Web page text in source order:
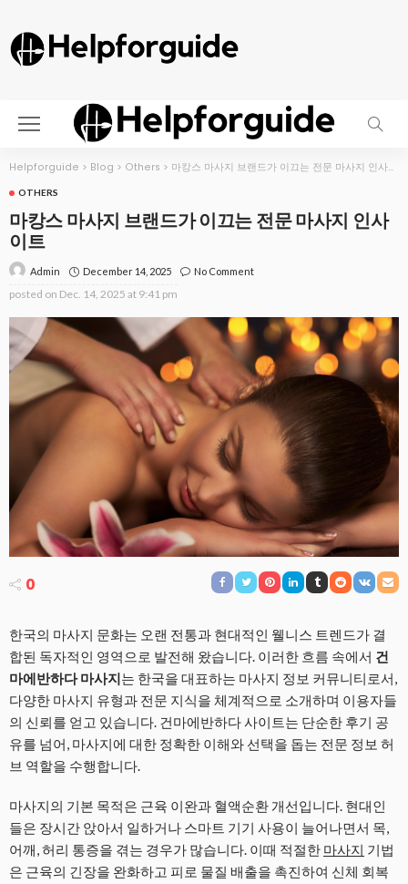
Helpforguide > Blog > Others > 마캉스 마사지 브랜드가 이끄는 전문 마사지 인사이트
OTHERS
마캉스 마사지 브랜드가 이끄는 전문 마사지 인사
이트
Admin December 14, 2025 No Comment
posted on Dec. 14, 2025 at 9:41 pm
0
한국의 마사지 문화는 오랜 전통과 현대적인 웰니스 트렌드가 결
합된 독자적인 영역으로 발전해 왔습니다. 이러한 흐름 속에서 건
마에반하다 마사지는 한국을 대표하는 마사지 정보 커뮤니티로서,
다양한 마사지 유형과 전문 지식을 체계적으로 소개하며 이용자들
의 신뢰를 얻고 있습니다. 건마에반하다 사이트는 단순한 후기 공
유를 넘어, 마사지에 대한 정확한 이해와 선택을 돕는 전문 정보 허
브 역할을 수행합니다.
마사지의 기본 목적은 근육 이완과 혈액순환 개선입니다. 현대인
들은 장시간 앉아서 일하거나 스마트 기기 사용이 늘어나면서 목,
어깨, 허리 통증을 겪는 경우가 많습니다. 이때 적절한 마사지 기법
은 근육의 긴장을 완화하고 피로 물질 배출을 촉진하여 신체 회복